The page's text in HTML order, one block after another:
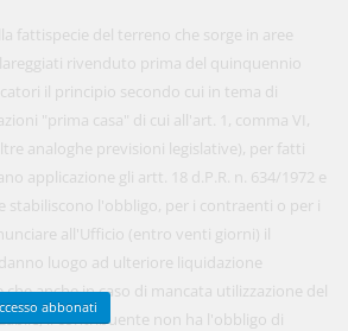
fattispecie del terreno che sorge in aree
rivenduto prima del quinquennio
il principio secondo cui in tema di
"prima casa" di cui all'art. 1, comma VI,
analoghe previsioni legislative), per fatti
applicazione gli artt. 18 d.P.R. n. 634/1972 e
stabiliscono l'obbligo, per i contraenti o per i
all'Ufficio (entro venti giorni) il
luogo ad ulteriore liquidazione
anche in caso di mancata utilizzazione del
il contribuente non ha l'obbligo di
450,00 € ANNUALI
Acquista ora
48,00 €
Acquista ora
abbonati